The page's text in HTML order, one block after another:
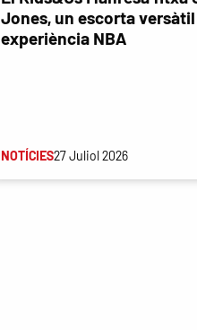
Jones, un escorta
experiència NBA
NOTÍCIES27 Juliol 2026